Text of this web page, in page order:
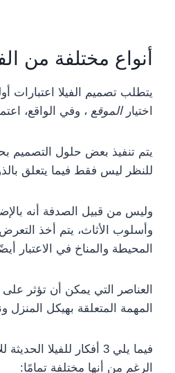
أنواع مختلفة من
يتطلب تصميم الفيلا اعتبارات
اختيارالموقع ، وفي الواقع،
يتم تنفيذ بعض حلول التصميم
للنظر ليس فقط فيما يتعلق
وليس من قبيل الصدفة أنه
وأسلوب الأثاث، يتم أخذ
المحيطة والمناخ في الاعتبار
العناصر التي يمكن أن تؤثر على
المهمة المتعلقة بهيكل المنزل
فيما يلي 3 أفكار للفيلا
الرغم من أنها مختلفة تمامًا: